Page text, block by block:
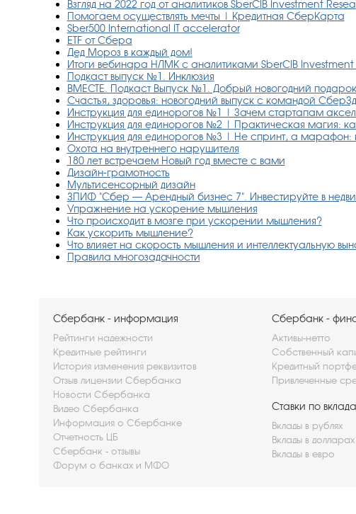
Взгляд на 2022 год от аналитиков SberCIB Investment
Помогаем осуществлять мечты | Кредитная СберКарта
Sber500 International IT accelerator
ETF от Сбера
Дед Мороз в каждый дом!
Итоги вебинара НЛМК с аналитиками SberCIB Investment
Подкаст выпуск №1. Инклюзия
ВМЕСТЕ. Подкаст Выпуск №1. Добрый новогодний подарок
Счастья, здоровья: новогодний выпуск с командой
Инструкция для единорогов №1 | Зачем стартапам
Инструкция для единорогов №2 | Практическая магия:
Инструкция для единорогов №3 | Не спринт, а марафон:
Охота на внутреннего нарушителя
180 лет встречаем Новый год вместе с вами
Дизайн-грамотность
Мультисенсорный дизайн
ЗПИФ "Сбер — Арендный бизнес 7". Инвестируйте в
Упражнение на ускорение мышления
Что происходит в мозге при ускорении мышления?
Как ускорить мышление?
Что влияет на скорость мышления и интеллектуальную
Правила многозадачности
Сбербанк - информация
Рейтинги надежности
Кредитные рейтинги
История изменения реквизитов
Отзыв лицензии Сбербанка
Новости Сбербанка
Видео Сбербанка
Информация о Сбербанке
Отчетность ЦБ
Сбербанк - отзывы
Форум о банках и МФО
Сбербанк -
Активы-нетто
Собственный
Кредитный
Привлеченные
Ставки по
Вклады в рублях
Вклады в долларах
Вклады в евро